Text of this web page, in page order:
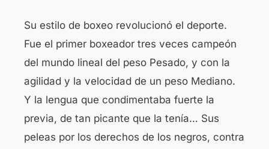
Su estilo de boxeo revolucionó el deporte.
Fue el primer boxeador tres veces campeón
del mundo lineal del peso Pesado, y con la
agilidad y la velocidad de un peso Mediano.
Y la lengua que condimentaba fuerte la
previa, de tan picante que la tenía… Sus
peleas por los derechos de los negros, contra